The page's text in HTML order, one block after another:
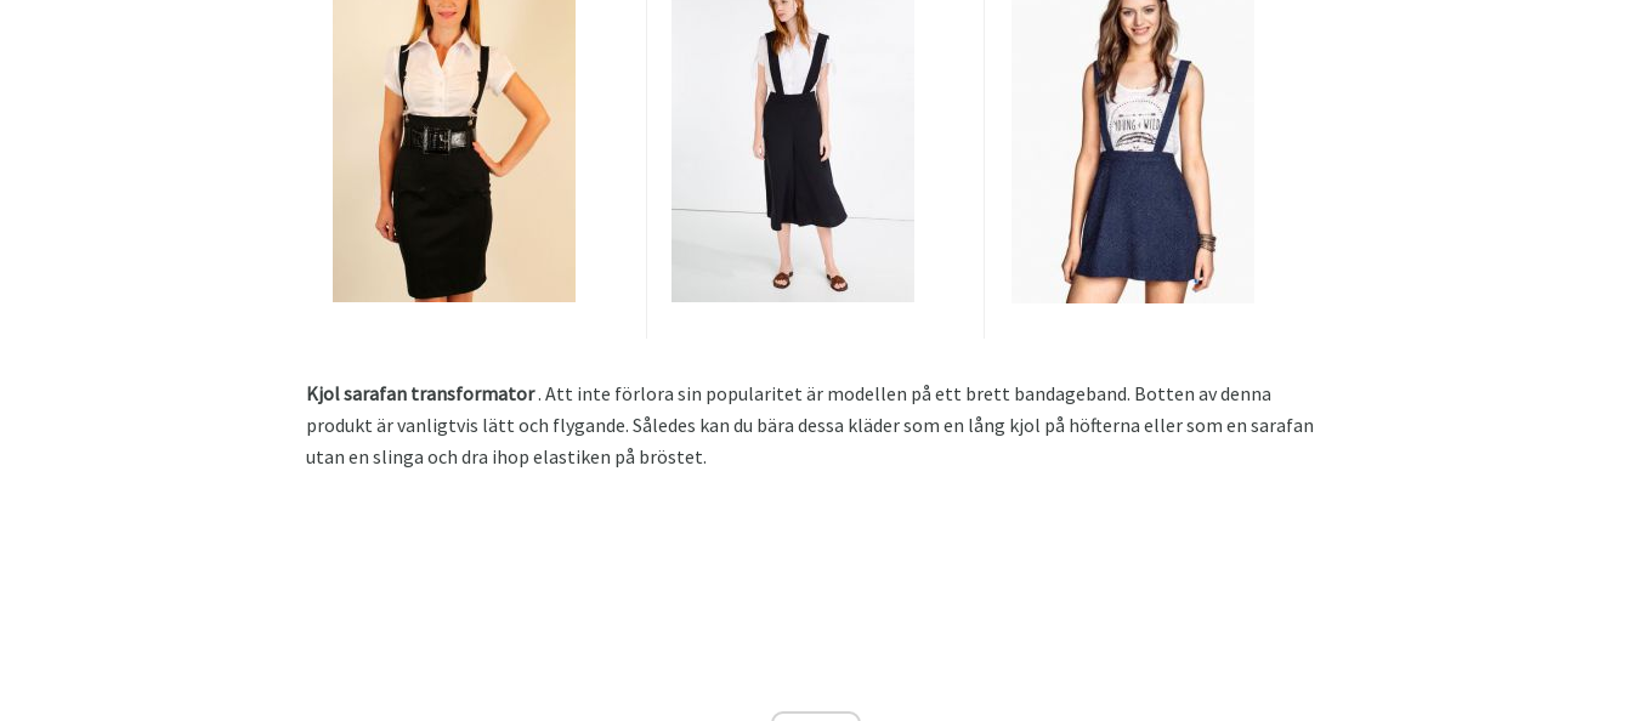
Kjol sarafan transformator. Att inte förlora sin popularitet är modellen på ett brett bandageband. Botten av denna
produkt är vanligtvis lätt och flygande. Således kan du bära dessa kläder som en lång kjol på höfterna eller som en sarafan
utan en slinga och dra ihop elastiken på bröstet.